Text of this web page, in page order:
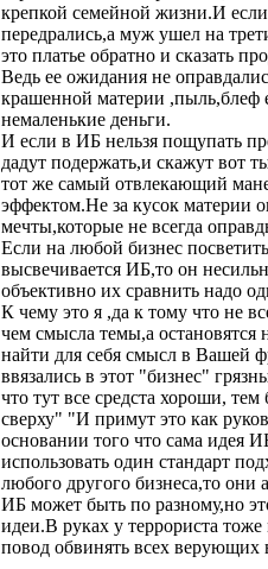
крепкой семейной жизни.И
передрались,а муж ушел на
это платье обратно и сказать
Ведь ее ожидания не
крашенной материи ,пыль,блеф
немаленькие деньги.
И если в ИБ нельзя пощупать
дадут подержать,и скажут вот
тот же самый отвлекающий
эффектом.Не за кусок материи
мечты,которые не всегда
Если на любой бизнес
высвечивается ИБ,то он
объективно их сравнить надо
К чему это я ,да к тому что не
чем смысла темы,а остановятся
найти для себя смысл в Вашей
ввязались в этот "бизнес"
что тут все средста хороши,
сверху" "И примут это как
основании того что сама идея
использовать один стандарт
любого другого бизнеса,то они
ИБ может быть по разному,но
идеи.В руках у террориста
повод обвинять всех верующих